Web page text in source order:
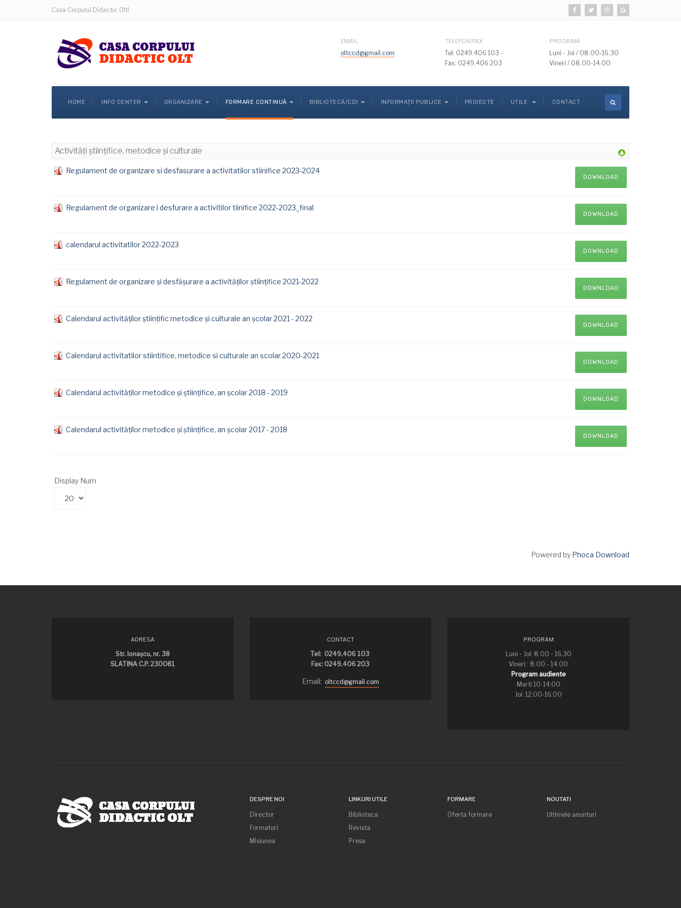
Casa Corpului Didactic Olt!
EMAIL
oltccd@gmail.com
TELEFON/FAX
Tel: 0249.406 103 -
Fax: 0249.406 203
PROGRAM
Luni - Joi / 08.00-16.30
Vineri / 08.00-14.00
HOME INFO CENTER ORGANIZARE FORMARE CONTINUĂ BIBLIOTECĂ/CDI INFORMAȚII PUBLICE PROIECTE UTILE CONTACT
Activități științifice, metodice și culturale
Regulament de organizare si desfasurare a activitatilor stiinifice 2023-2024
DOWNLOAD
Regulament de organizare i desfurare a activitilor tiinifice 2022-2023_final
DOWNLOAD
calendarul activitatilor 2022-2023
DOWNLOAD
Regulament de organizare şi desfăşurare a activităţilor ştiinţifice 2021-2022
DOWNLOAD
Calendarul activităților științific metodice și culturale an școlar 2021 - 2022
DOWNLOAD
Calendarul activitatilor stiintifice, metodice si culturale an scolar 2020-2021
DOWNLOAD
Calendarul activităților metodice și științifice, an școlar 2018 - 2019
DOWNLOAD
Calendarul activităților metodice și științifice, an școlar 2017 - 2018
DOWNLOAD
Display Num
Powered by Phoca Download
ADRESA
Str. Ionaşcu, nr. 38
SLATINA C.P. 230081
CONTACT
Tel: 0249.406 103
Fax: 0249.406 203
Email: oltccd@gmail.com
PROGRAM
Luni - Joi: 8.00 - 16.30
Vineri : 8.00 - 14.00
Program audiente
Marti 10-14:00
Joi: 12:00-16:00
DESPRE NOI
Director
Formatori
Misiunea
LINKURI UTILE
Biblioteca
Revista
Presa
FORMARE
Oferta formare
NOUTATI
Ultimele anunturi